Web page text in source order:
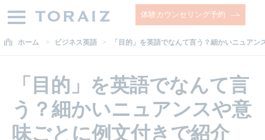
体験カウンセリング予約
ホーム ビジネス英語 「目的」を英語でなんて言う？細かいニュア
「目的」を英語でなんて言
う？細かいニュアンスや意
味ごとに例文付きで紹介